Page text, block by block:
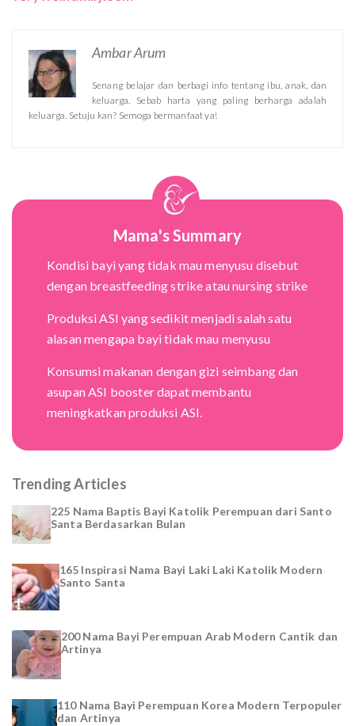
Ambar Arum
Senang belajar dan berbagi info tentang ibu, anak, dan
keluarga. Sebab harta yang paling berharga adalah
keluarga. Setuju kan? Semoga bermanfaat ya!
Mama's Summary
Kondisi bayi yang tidak mau menyusu disebut
dengan breastfeeding strike atau nursing strike
Produksi ASI yang sedikit menjadi salah satu
alasan mengapa bayi tidak mau menyusu
Konsumsi makanan dengan gizi seimbang dan
asupan ASI booster dapat membantu
meningkatkan produksi ASI.
Trending Articles
225 Nama Baptis Bayi Katolik Perempuan dari Santo
Santa Berdasarkan Bulan
165 Inspirasi Nama Bayi Laki Laki Katolik Modern
Santo Santa
200 Nama Bayi Perempuan Arab Modern Cantik dan
Artinya
110 Nama Bayi Perempuan Korea Modern Terpopuler
dan Artinya